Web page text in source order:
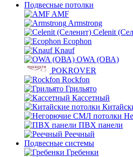
Подвесные потолки
AMF
Armstrong
Celenit
Ecophon
Knauf
OWA (ОВА)
POKROVER
Rockfon
Грильято
Кассетный
ПВХ панели
Реечный
Подвесные системы
Гребенки